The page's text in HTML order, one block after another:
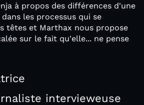
à propos des différences d'une
les processus qui se
têtes et Marthax nous propose
sur le fait qu'elle... ne pense
intervieweuse